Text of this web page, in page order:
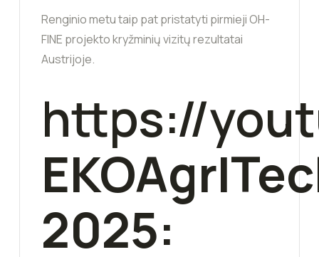
Renginio metu taip pat pristatyti pirmieji OH-
FINE projekto kryžminių vizitų rezultatai
Austrijoje.
https://
2025: